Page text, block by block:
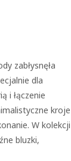
zabłysnęła
dla
i łączenie
kroje
W kolekcji
bluzki,